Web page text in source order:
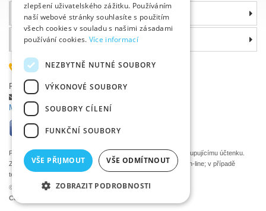
Informace
©2026 Velkoobchod textilní galanterie VTC a.s., Uničov
Ceny se zobrazí po přihlášení.
Proč si zvolit právě nás
585 051 217
Plzeňská 868, 783 91 Uničov, Česká republika
Položit dotaz
Máte problémy s přihlášením ?
Podle zákona o evidenci tržeb je prodávající povinen vystavit kupujícímu účtenku.
Zároveň je povinen zaevidovat přijatou tržbu u správce daně on-line; v případě
technického výpadku pak nejpozději do 48 hodin.
ENGLISH
GERMAN
zlepšení uživatelského zážitku. Používáním
naší webové stránky souhlasíte s použitím
všech cookies v souladu s našimi zásadami
používání cookies. Více informací
NEZBYTNĚ NUTNÉ SOUBORY
VÝKONOVÉ SOUBORY
SOUBORY CÍLENÍ
FUNKČNÍ SOUBORY
VŠE PŘIJMOUT VŠE ODMÍTNOUT
ZOBRAZIT PODROBNOSTI